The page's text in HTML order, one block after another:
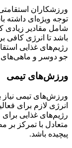
ورزشکاران
توجه ویژه‌ای داشته
شامل مقادیر زیادی
باشد تا انرژی کافی
رژیم‌های غذایی
جو دوسر و
ورزش‌های تیمی
ورزش‌های تیمی نیاز
انرژی لازم برای
رژیم‌های غذایی
متعادل با تمرکز بر
پیچیده باشد.